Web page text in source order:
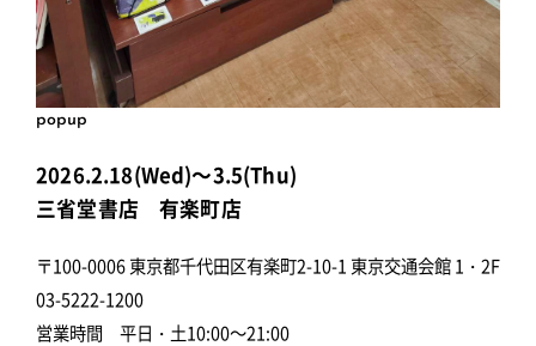
popup
2026.2.18(Wed)～3.5(Thu)
三省堂書店 有楽町店
〒100-0006 東京都千代田区有楽町2-10-1 東京交通会館 1・2F
03-5222-1200
営業時間 平日・土10:00～21:00